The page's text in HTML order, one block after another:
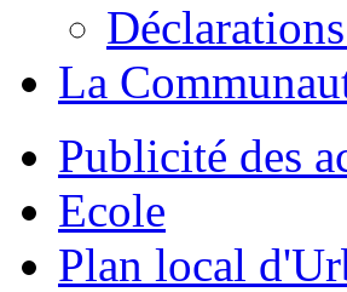
La
Publicité des
Ecole
Plan local